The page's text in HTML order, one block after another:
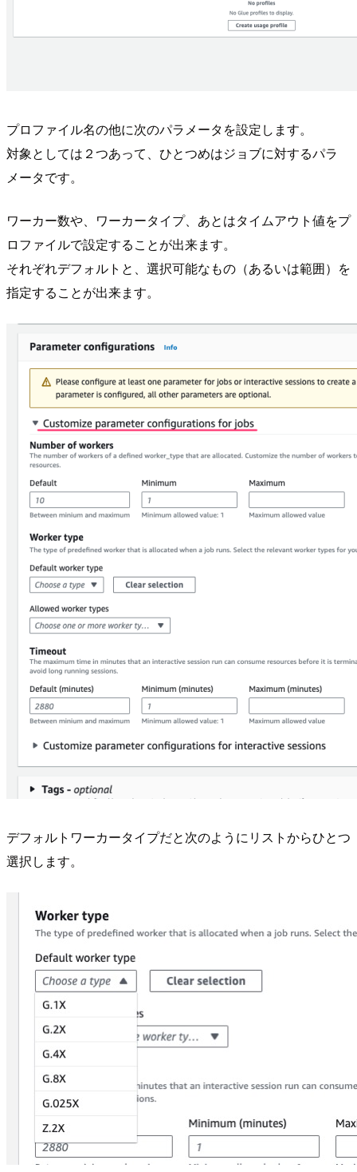
プロファイル名の他に次のパラメータを設定します。
対象としては２つあって、ひとつめはジョブに対するパラ
メータです。
ワーカー数や、ワーカータイプ、あとはタイムアウト値をプ
ロファイルで設定することが出来ます。
それぞれデフォルトと、選択可能なもの（あるいは範囲）を
指定することが出来ます。
デフォルトワーカータイプだと次のようにリストからひとつ
選択します。